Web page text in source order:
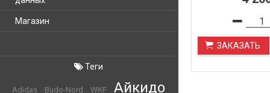
Магазин
Теги
Adidas Budo-Nord WKF Айкидо
ЗАКАЗАТЬ